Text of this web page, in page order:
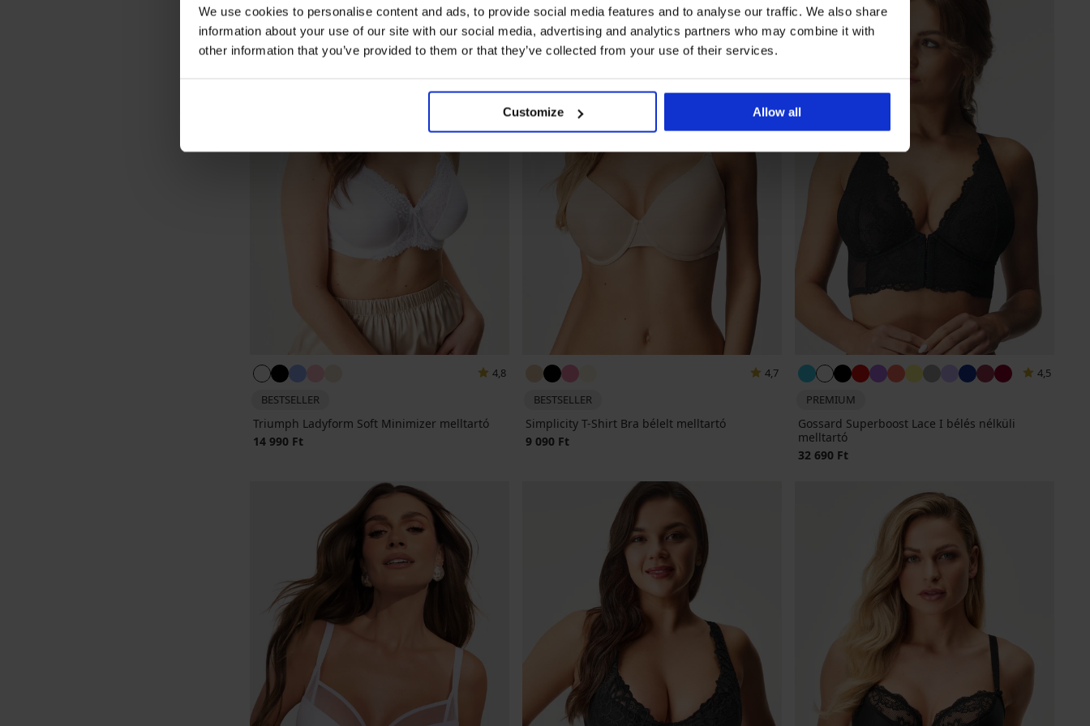
We use cookies to personalise content and ads, to provide social media features and to analyse our traffic. We also share
information about your use of our site with our social media, advertising and analytics partners who may combine it with
other information that you’ve provided to them or that they’ve collected from your use of their services.
Customize Allow all
4,8
BESTSELLER
Triumph Ladyform Soft Minimizer melltartó
14 990 Ft
4,7
BESTSELLER
Simplicity T-Shirt Bra bélelt melltartó
9 090 Ft
4,5
PREMIUM
Gossard Superboost Lace I bélés nélküli
melltartó
32 690 Ft